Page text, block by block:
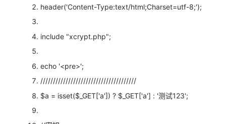
header('Content-Type:text/html;Charset=utf-8;');
include "xcrypt.php";
echo '<pre>';
//////////////////////////////////////
$a = isset($_GET['a']) ? $_GET['a'] : '测试123';